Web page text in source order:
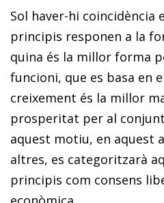
Sol haver-hi coincidència
principis responen a la
quina és la millor forma
funcioni, que es basa en
creixement és la millor
prosperitat per al
aquest motiu, en aquest
altres, es categoritzarà
principis com consens